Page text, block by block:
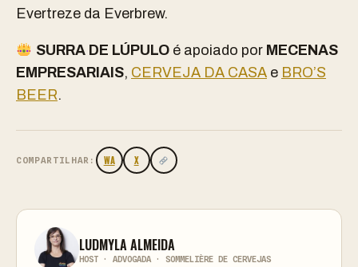
Evertreze da Everbrew.
SURRA DE LÚPULOé apoiado por MECENAS
EMPRESARIAIS, CERVEJA DA CASA e BRO’S
BEER.
COMPARTILHAR: WA X
LUDMYLA ALMEIDA
HOST · ADVOGADA · SOMMELIÈRE DE CERVEJAS